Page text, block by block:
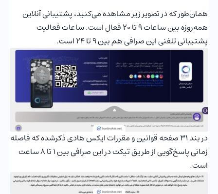
همان‌طور که در تصویر زیر مشاهده می‌کنید، پشتیبانی آنلاین
همه‌روزه بین ساعات 9 تا 20 فعال است. ساعات فعالیت
پشتیبانی تلفنی این صرافی هم بین 9 تا 24 است.
در بند 31 صفحه قوانین و مقررات ایکس هادی ذکرشده که فاصله
زمانی پاسخ‌گویی از طریق تیکت در این صرافی بین 1 تا 8 ساعت
است.